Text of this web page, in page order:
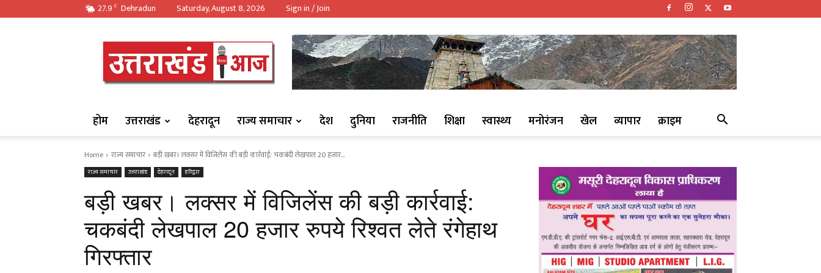
27.9 C Dehradun Saturday, August 8, 2026 Sign in / Join
https://uttarakhandaaj.com/
होम उत्तराखंड देहरादून राज्य समाचार देश दुनिया राजनीति शिक्षा स्वास्थ्य मनोरंजन खेल व्यापार क्राइम
Home राज्य समाचार बड़ी खबर। लक्सर में विजिलेंस की बड़ी कार्रवाई: चकबंदी लेखपाल 20 हजार...
राज्य समाचार उत्तराखंड देहरादून हरिद्वार
बड़ी खबर। लक्सर में विजिलेंस की बड़ी कार्रवाई:
चकबंदी लेखपाल 20 हजार रुपये रिश्वत लेते रंगेहाथ
गिरफ्तार